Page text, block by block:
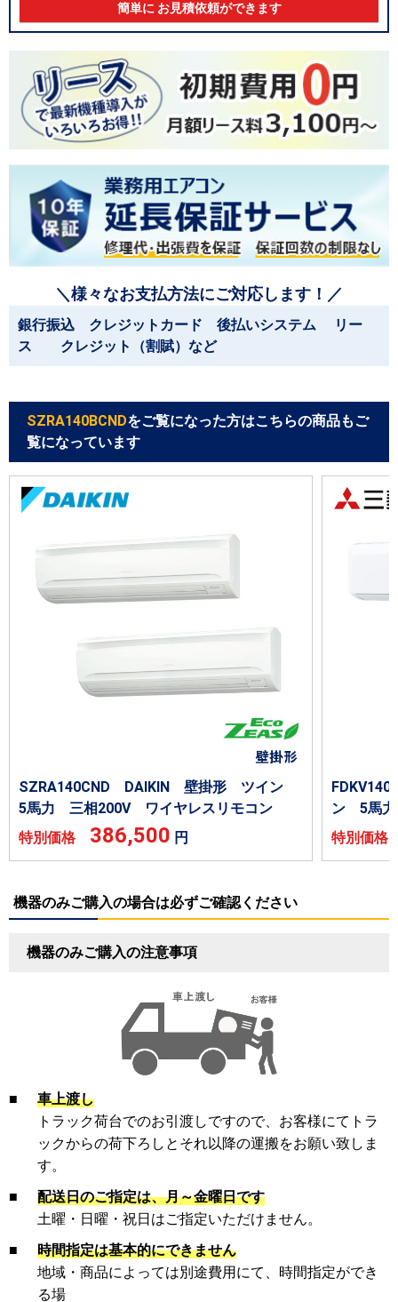
簡単に お見積依頼ができます
＼様々なお支払方法にご対応します！／
銀行振込 クレジットカード 後払いシステム リー
ス クレジット（割賦）など
SZRA140BCNDをご覧になった方はこちらの商品もご
覧になっています
SZRA140CND DAIKIN 壁掛形 ツイン
5馬力 三相200V ワイヤレスリモコン
特別価格 386,500 円
ン 5馬力
特別価
機器のみご購入の場合は必ずご確認ください
機器のみご購入の注意事項
■
車上渡し
トラック荷台でのお引渡しですので、お客様にてトラ
ックからの荷下ろしとそれ以降の運搬をお願い致しま
す。
■
配送日のご指定は、月～金曜日です
土曜・日曜・祝日はご指定いただけません。
■
時間指定は基本的にできません
地域・商品によっては別途費用にて、時間指定ができ
る場